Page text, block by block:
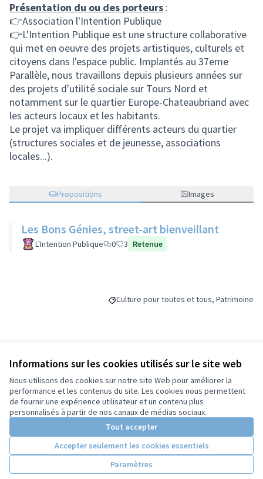
Informations sur les cookies utilisés sur le site web
Nous utilisons des cookies sur notre site Web pour améliorer la
performance et les contenus du site. Les cookies nous permettent
de fournir une expérience utilisateur et un contenu plus
personnalisés à partir de nos canaux de médias sociaux.
Tout accepter
Accepter seulement les cookies essentiels
Paramètres
Présentation du ou des porteurs :
👉Association l'Intention Publique
👉L'Intention Publique est une structure collaborative
qui met en oeuvre des projets artistiques, culturels et
citoyens dans l'espace public. Implantés au 37eme
Parallèle, nous travaillons depuis plusieurs années sur
des projets d'utilité sociale sur Tours Nord et
notamment sur le quartier Europe-Chateaubriand avec
les acteurs locaux et les habitants.
Le projet va impliquer différents acteurs du quartier
(structures sociales et de jeunesse, associations
locales...).
Propositions Images
Les Bons Génies, street-art bienveillant
L'Intention Publique 0 3 Retenue
Filtrer les résultats de la catégorie :
Culture pour toutes et tous, Patrimoine
Budget
67 000 €
Suivre Partager
Référence : -PROJ-2023-06-147